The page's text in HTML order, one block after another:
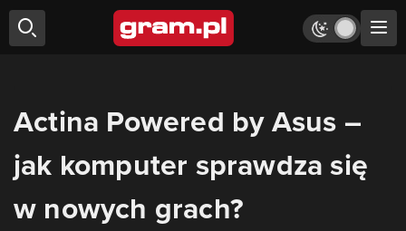
Actina Powered by Asus –
jak komputer sprawdza się
w nowych grach?